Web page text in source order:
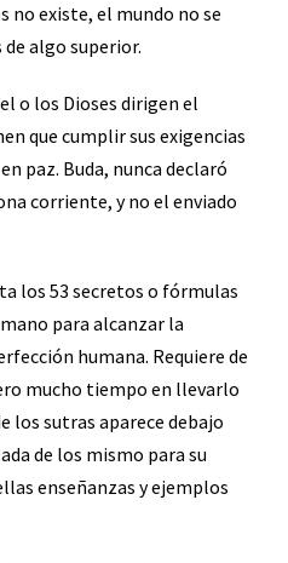
no existe, el mundo no se
algo superior.
o los Dioses dirigen el
que cumplir sus exigencias
paz. Buda, nunca declaró
corriente, y no el enviado
los 53 secretos o fórmulas
para alcanzar la
humana. Requiere de
mucho tiempo en llevarlo
los sutras aparece debajo
de los mismo para su
enseñanzas y ejemplos